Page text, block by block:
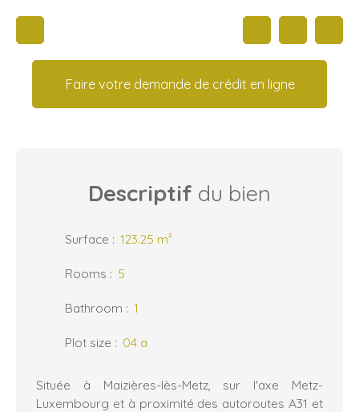
Faire votre demande de crédit en ligne
Descriptif du bien
Surface : 123.25 m²
Rooms : 5
Bathroom : 1
Plot size : 04 a
Située à Maizières-lès-Metz, sur l'axe Metz-
Luxembourg et à proximité des autoroutes A31 et